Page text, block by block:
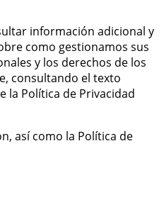
información adicional y
como gestionamos sus
y los derechos de los
consultando el texto
la Política de Privacidad
así como la Política de